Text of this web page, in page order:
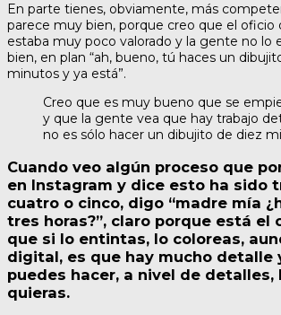
En parte tienes, obviamente, más
parece muy bien, porque creo que el oficio
estaba muy poco valorado y la gente no lo
bien, en plan “ah, bueno, tú haces un
minutos y ya está”.
Creo que es muy bueno que se
y que la gente vea que hay trabajo
no es sólo hacer un dibujito de diez
Cuando veo algún proceso que
en Instagram y dice esto ha sido
cuatro o cinco, digo “madre mía
tres horas?”, claro porque está el
que si lo entintas, lo coloreas,
digital, es que hay mucho detalle
puedes hacer, a nivel de detalles,
quieras.